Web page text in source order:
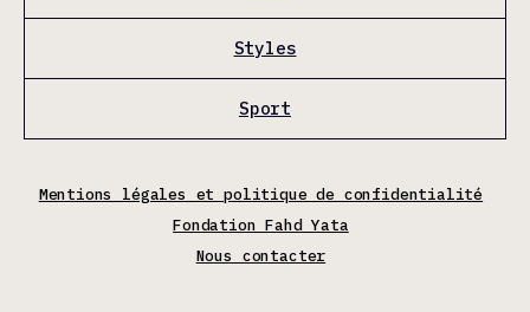
Styles
Sport
Mentions légales et politique de confidentialité
Fondation Fahd Yata
Nous contacter